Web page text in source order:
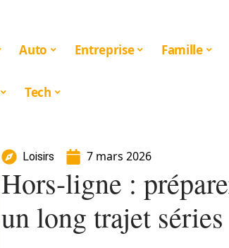
Auto Entreprise Famille
Tech
Loisirs 7 mars 2026
Hors-ligne :
un long trajet séries